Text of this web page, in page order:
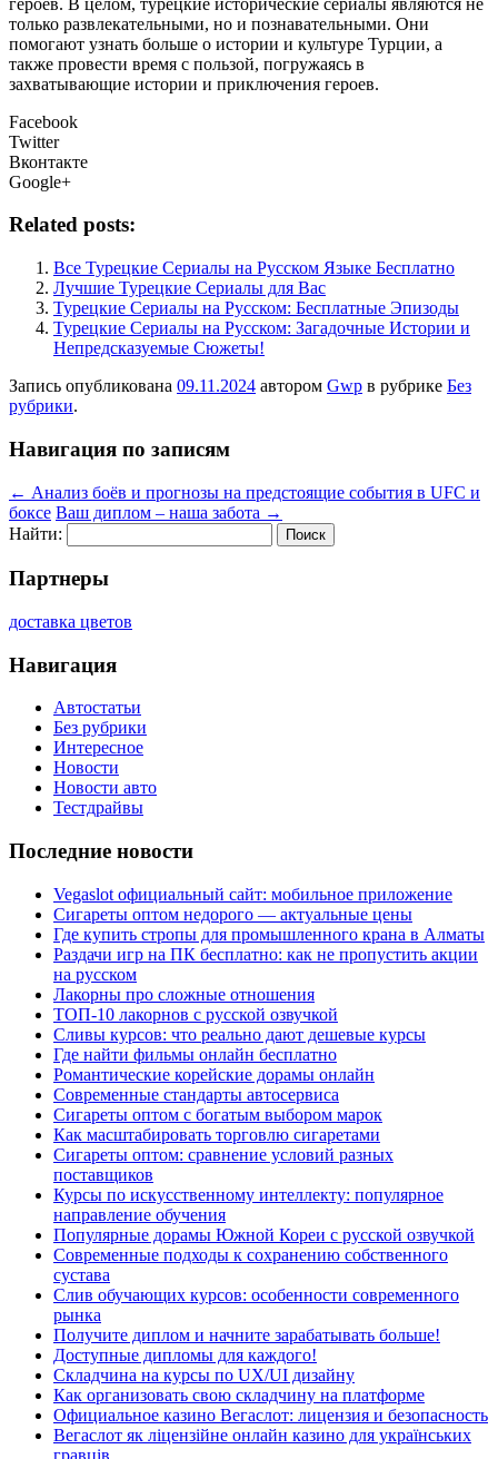
только развлекательными, но и познавательными. Они
помогают узнать больше о истории и культуре Турции, а
также провести время с пользой, погружаясь в
захватывающие истории и приключения героев.
Facebook
Twitter
Вконтакте
Google+
Related posts:
Все Турецкие Сериалы на Русском Языке Бесплатно
Лучшие Турецкие Сериалы для Вас
Турецкие Сериалы на Русском: Бесплатные Эпизоды
Турецкие Сериалы на Русском: Загадочные Истории и
Непредсказуемые Сюжеты!
Запись опубликована 09.11.2024 автором Gwp в рубрике Без
рубрики.
Навигация по записям
← Анализ боёв и прогнозы на предстоящие события в UFC и
боксе Ваш диплом – наша забота →
Найти:
Партнеры
доставка цветов
Навигация
Автостатьи
Без рубрики
Интересное
Новости
Новости авто
Тестдрайвы
Последние новости
Vegaslot официальный сайт: мобильное приложение
Сигареты оптом недорого — актуальные цены
Где купить стропы для промышленного крана в Алматы
Раздачи игр на ПК бесплатно: как не пропустить акции
на русском
Лакорны про сложные отношения
ТОП-10 лакорнов с русской озвучкой
Сливы курсов: что реально дают дешевые курсы
Где найти фильмы онлайн бесплатно
Романтические корейские дорамы онлайн
Современные стандарты автосервиса
Сигареты оптом с богатым выбором марок
Как масштабировать торговлю сигаретами
Сигареты оптом: сравнение условий разных
поставщиков
Курсы по искусственному интеллекту: популярное
направление обучения
Популярные дорамы Южной Кореи с русской озвучкой
Современные подходы к сохранению собственного
сустава
Слив обучающих курсов: особенности современного
рынка
Получите диплом и начните зарабатывать больше!
Доступные дипломы для каждого!
Складчина на курсы по UX/UI дизайну
Как организовать свою складчину на платформе
Официальное казино Вегаслот: лицензия и безопасность
Вегаслот як ліцензійне онлайн казино для українських
гравців